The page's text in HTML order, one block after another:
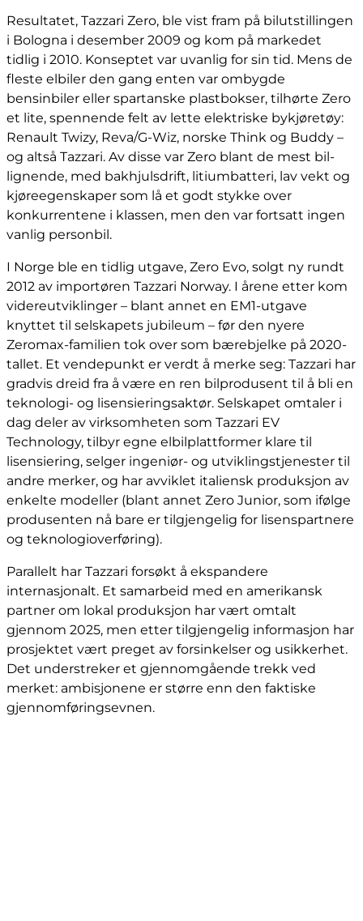
Resultatet, Tazzari Zero, ble vist fram på bilutstillingen
i Bologna i desember 2009 og kom på markedet
tidlig i 2010. Konseptet var uvanlig for sin tid. Mens de
fleste elbiler den gang enten var ombygde
bensinbiler eller spartanske plastbokser, tilhørte Zero
et lite, spennende felt av lette elektriske bykjøretøy:
Renault Twizy, Reva/G-Wiz, norske Think og Buddy –
og altså Tazzari. Av disse var Zero blant de mest bil-
lignende, med bakhjulsdrift, litiumbatteri, lav vekt og
kjøreegenskaper som lå et godt stykke over
konkurrentene i klassen, men den var fortsatt ingen
vanlig personbil.
I Norge ble en tidlig utgave, Zero Evo, solgt ny rundt
2012 av importøren Tazzari Norway. I årene etter kom
videreutviklinger – blant annet en EM1-utgave
knyttet til selskapets jubileum – før den nyere
Zeromax-familien tok over som bærebjelke på 2020-
tallet. Et vendepunkt er verdt å merke seg: Tazzari har
gradvis dreid fra å være en ren bilprodusent til å bli en
teknologi- og lisensieringsaktør. Selskapet omtaler i
dag deler av virksomheten som Tazzari EV
Technology, tilbyr egne elbilplattformer klare til
lisensiering, selger ingeniør- og utviklingstjenester til
andre merker, og har avviklet italiensk produksjon av
enkelte modeller (blant annet Zero Junior, som ifølge
produsenten nå bare er tilgjengelig for lisenspartnere
og teknologioverføring).
Parallelt har Tazzari forsøkt å ekspandere
internasjonalt. Et samarbeid med en amerikansk
partner om lokal produksjon har vært omtalt
gjennom 2025, men etter tilgjengelig informasjon har
prosjektet vært preget av forsinkelser og usikkerhet.
Det understreker et gjennomgående trekk ved
merket: ambisjonene er større enn den faktiske
gjennomføringsevnen.